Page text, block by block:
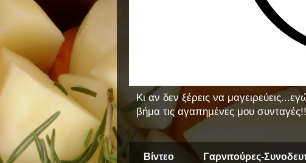
Κι αν δεν ξέρεις να
βήμα τις αγαπημένες μου
Βίντεο Γαρνιτούρες-